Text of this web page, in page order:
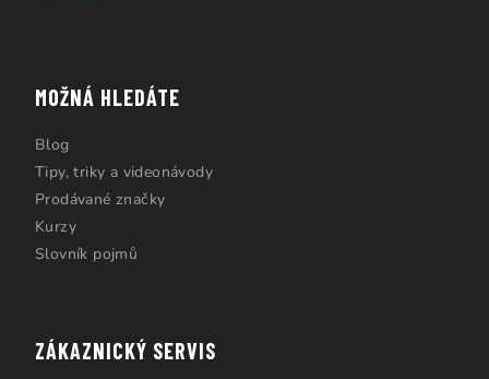
MOŽNÁ HLEDÁTE
Blog
Tipy, triky a videonávody
Prodávané značky
Kurzy
Slovník pojmů
ZÁKAZNICKÝ SERVIS